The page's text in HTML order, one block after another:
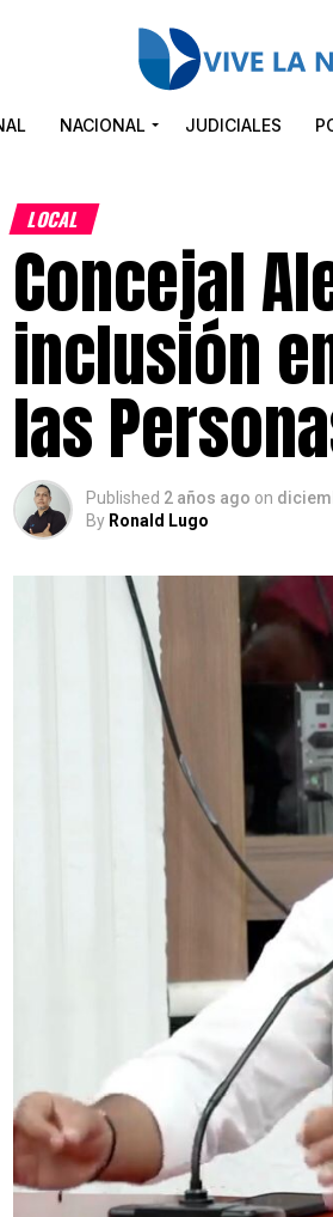
NACIONAL JUDICIALES
LOCAL
Concejal
inclusión
las
Published 2 años ago on
By Ronald Lugo